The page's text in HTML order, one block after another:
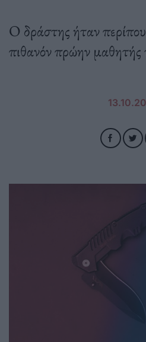
Ο δράστης ήταν
πιθανόν πρώην μαθητής